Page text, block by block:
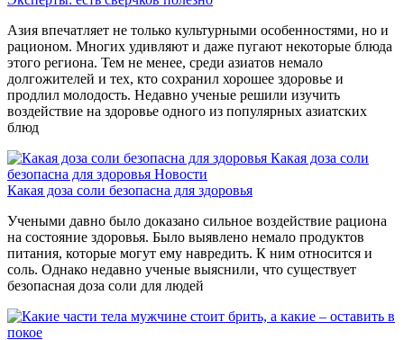
Азия впечатляет не только культурными особенностями, но и
рационом. Многих удивляют и даже пугают некоторые блюда
этого региона. Тем не менее, среди азиатов немало
долгожителей и тех, кто сохранил хорошее здоровье и
продлил молодость. Недавно ученые решили изучить
воздействие на здоровье одного из популярных азиатских
блюд
Какая доза соли
безопасна для здоровья Новости
Какая доза соли безопасна для здоровья
Учеными давно было доказано сильное воздействие рациона
на состояние здоровья. Было выявлено немало продуктов
питания, которые могут ему навредить. К ним относится и
соль. Однако недавно ученые выяснили, что существует
безопасная доза соли для людей